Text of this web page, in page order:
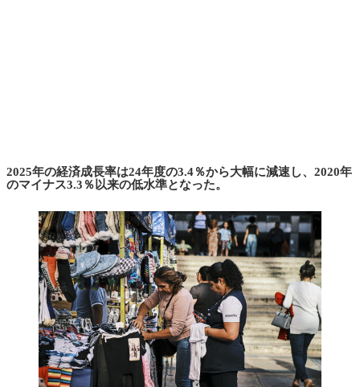
2025年の経済成長率は24年度の3.4％から大幅に減速し、2020年
のマイナス3.3％以来の低水準となった。